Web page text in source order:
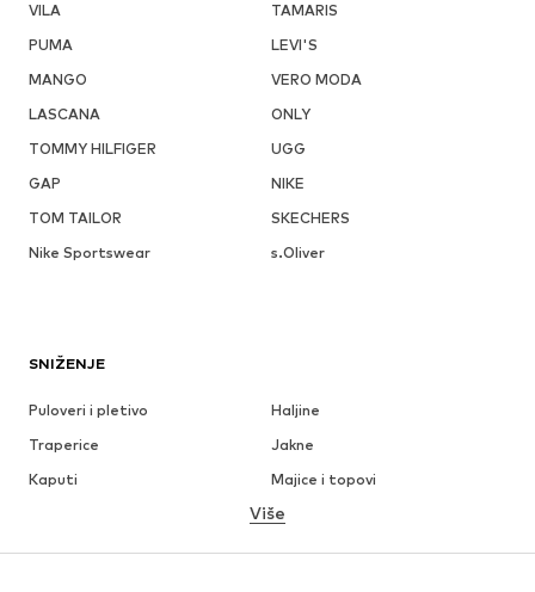
VILA
TAMARIS
PUMA
LEVI'S
MANGO
VERO MODA
LASCANA
ONLY
TOMMY HILFIGER
UGG
GAP
NIKE
TOM TAILOR
SKECHERS
Nike Sportswear
s.Oliver
SNIŽENJE
Puloveri i pletivo
Haljine
Traperice
Jakne
Kaputi
Majice i topovi
Donje rublje
Suknje
Bluze i tunike
Više